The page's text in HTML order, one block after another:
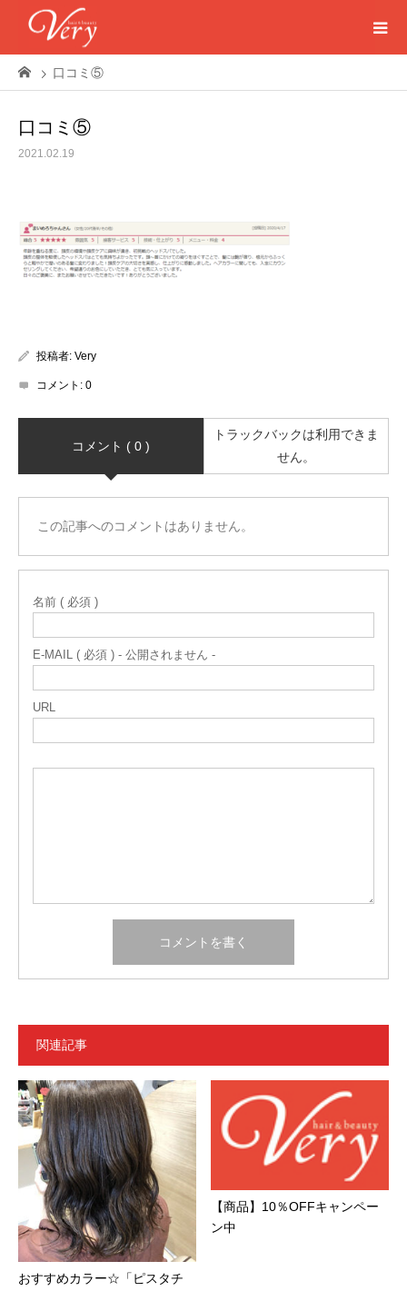
口コミ⑤
口コミ⑤
2021.02.19
投稿者: Very
コメント: 0
コメント ( 0 )
トラックバックは利用できま
せん。
この記事へのコメントはありません。
名前 ( 必須 )
E-MAIL ( 必須 ) - 公開されません -
URL
関連記事
おすすめカラー☆「ピスタチ
【商品】10％OFFキャンペー
ン中